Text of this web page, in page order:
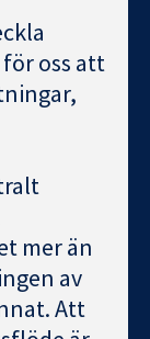
oss att
mer än
av
Att